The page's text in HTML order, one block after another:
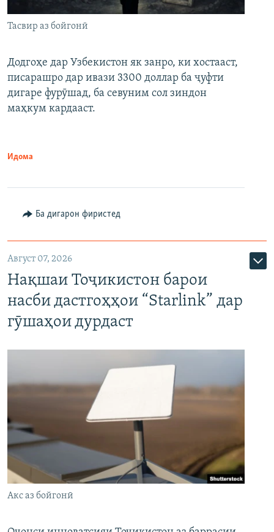
Тасвир аз бойгонӣ
Додгоҳе дар Узбекистон як занро, ки хостааст,
писарашро дар ивази 3300 доллар ба ҷуфти
дигаре фурӯшад, ба севуним сол зиндон
маҳкум кардааст.
Идома
Ба дигарон фиристед
Август 07, 2026
Нақшаи Тоҷикистон барои
насби дастгоҳҳои “Starlink” дар
гӯшаҳои дурдаст
Акс аз бойгонӣ